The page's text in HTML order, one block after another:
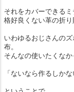
それをカバーできるミ
格好良くない革の折り
いわゆるおじさんの
布。
そんなの使いたくなか
「ないなら作るしかな